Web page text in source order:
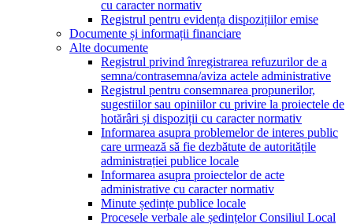
cu caracter normativ
Registrul pentru evidența dispozițiilor emise
Documente și informații financiare
Alte documente
Registrul privind înregistrarea refuzurilor de a
semna/contrasemna/aviza actele administrative
Registrul pentru consemnarea propunerilor,
sugestiilor sau opiniilor cu privire la proiectele de
hotărâri și dispoziții cu caracter normativ
Informarea asupra problemelor de interes public
care urmează să fie dezbătute de autoritățile
administrației publice locale
Informarea asupra proiectelor de acte
administrative cu caracter normativ
Minute ședințe publice locale
Procesele verbale ale ședințelor Consiliul Local